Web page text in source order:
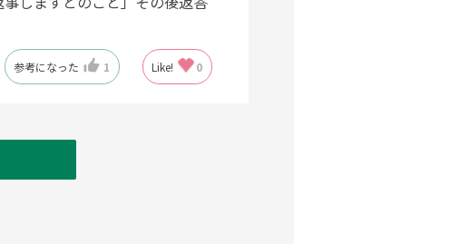
参考になった 1 Like! 0